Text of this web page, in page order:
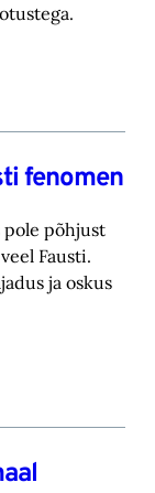
fenomen
pole põhjust
Fausti.
ja oskus